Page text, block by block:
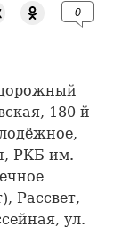
0
180-й
РКБ им.
Рассвет,
ул.